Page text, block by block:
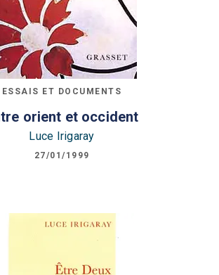
ESSAIS ET DOCUMENTS
orient et occident
Luce Irigaray
27/01/1999